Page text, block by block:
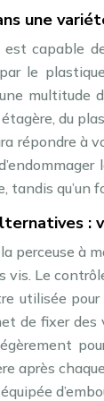
une
est capable
le
multitude
du
répondre à
tandis qu’un
:
perceuse à
Le
utilisée
de fixer
après